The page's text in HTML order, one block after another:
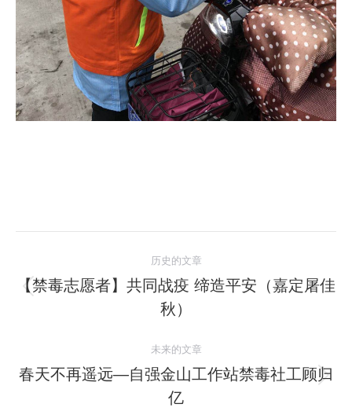
章
历史的文章
历
史
章：
【禁毒志愿者】共同战疫 缔造平安（嘉定屠佳
秋）
未来的文章
未
来
春天不再遥远—自强金山工作站禁毒社工顾归
亿